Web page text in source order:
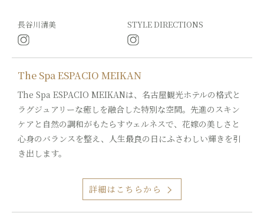
長谷川清美 STYLE DIRECTIONS
The Spa ESPACIO MEIKAN
The Spa ESPACIO MEIKANは、名古屋観光ホテルの格式と
ラグジュアリーな癒しを融合した特別な空間。先進のスキン
ケアと自然の調和がもたらすウェルネスで、花嫁の美しさと
心身のバランスを整え、人生最良の日にふさわしい輝きを引
き出します。
詳細はこちらから